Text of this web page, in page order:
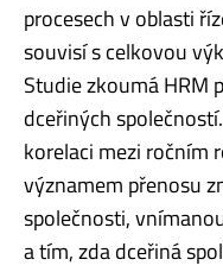
procesech v oblasti
souvisí s celkovou
Studie zkoumá HRM
dceřiných
korelaci mezi ročním
významem přenosu
společnosti,
a tím, zda dceřiná